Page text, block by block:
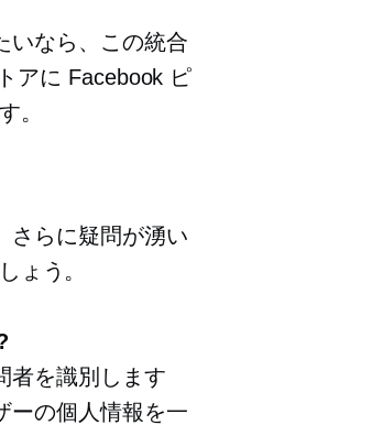
いなら、この統合
アに Facebook ピ
。
さらに疑問が湧い
ょう。
者を識別します
ーの個人情報を一